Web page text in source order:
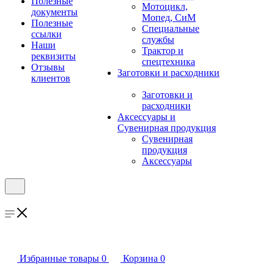
документы
Полезные
ссылки
Наши
реквизиты
Отзывы
клиентов
Мотоцикл,
Мопед, СиМ
Специальные
службы
Трактор и
спецтехника
Заготовки и расходники
Заготовки и
расходники
Аксессуары и
Сувенирная продукция
Сувенирная
продукция
Аксессуары
Избранные товары 0 Корзина 0